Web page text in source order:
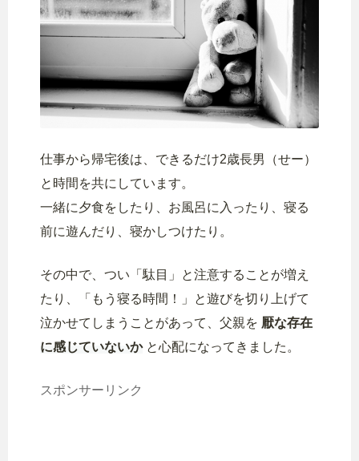
仕事から帰宅後は、できるだけ2歳長男（せー）
と時間を共にしています。
一緒に夕食をしたり、お風呂に入ったり、寝る
前に遊んだり、寝かしつけたり。
その中で、つい「駄目」と注意することが増え
たり、「もう寝る時間！」と遊びを切り上げて
泣かせてしまうことがあって、父親を 厭な存在
に感じていないかと心配になってきました。
スポンサーリンク